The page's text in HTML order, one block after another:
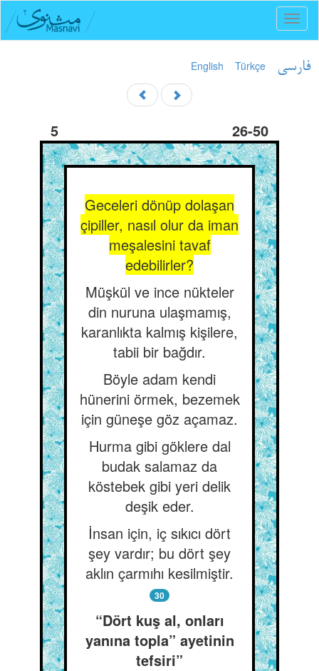
English Türkçe فارسی
5 26-50
Geceleri dönüp dolaşan
çipiller, nasıl olur da iman
meşalesini tavaf
edebilirler?
Müşkül ve ince nükteler
din nuruna ulaşmamış,
karanlıkta kalmış kişilere,
tabii bir bağdır.
Böyle adam kendi
hünerini örmek, bezemek
için güneşe göz açamaz.
Hurma gibi göklere dal
budak salamaz da
köstebek gibi yeri delik
deşik eder.
İnsan için, iç sıkıcı dört
şey vardır; bu dört şey
aklın çarmıhı kesilmiştir.
30
“Dört kuş al, onları
yanına topla” ayetinin
tefsiri”